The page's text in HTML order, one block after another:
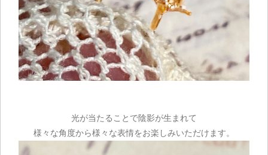
光が当たることで陰影が生まれて
様々な角度から様々な表情をお楽しみいただけます。